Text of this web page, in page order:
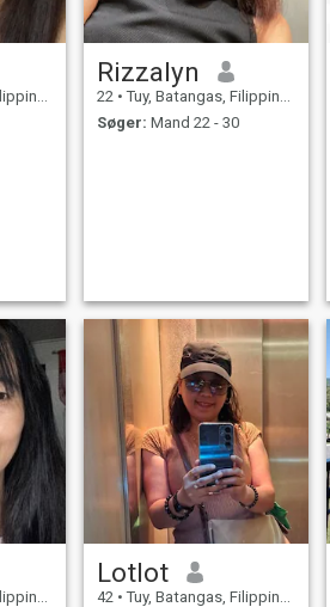
Rizzalyn
22 • Tuy, Batangas, Filippinerne
Søger: Mand 22 - 30
Lotlot
42 • Tuy, Batangas, Filippinerne